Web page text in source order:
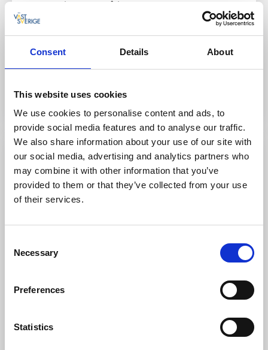
Consent Details About
This website uses cookies
We use cookies to personalise content and ads, to
provide social media features and to analyse our traffic.
We also share information about your use of our site with
our social media, advertising and analytics partners who
may combine it with other information that you’ve
provided to them or that they’ve collected from your use
of their services.
Selection
Necessary
Preferences
Statistics
Om boendet och området:
Lugnt läge nära naturen
Till hemsidan
Ett trevligt och inspirerande boende. Hållbarhet ses
som en självklarhet och genomsyrar allt ifrån menyn